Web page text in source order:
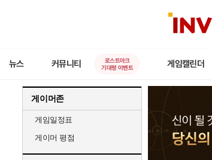
인
뉴스 커뮤니티
로스트아크
기대평 이벤트
게임캘린더
게이머존
게임일정표
게이머 평점